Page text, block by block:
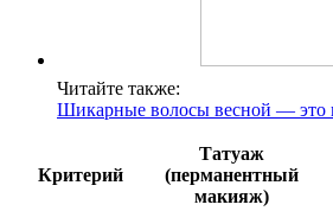
Читайте также:
Шикарные волосы весной — это
Критерий
Татуаж
(перманентный
макияж)